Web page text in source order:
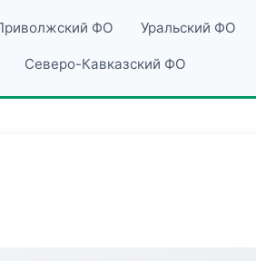
ФО Уральский ФО
Северо-Кавказский ФО